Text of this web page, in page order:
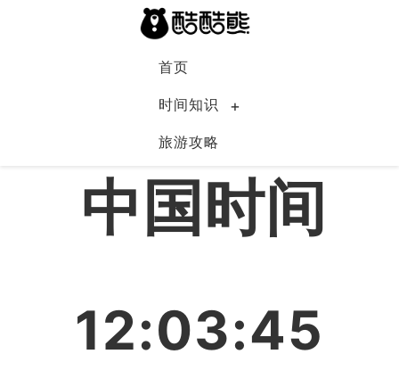
首页
时间知识
旅游攻略
中国
中国时间
12:03:46